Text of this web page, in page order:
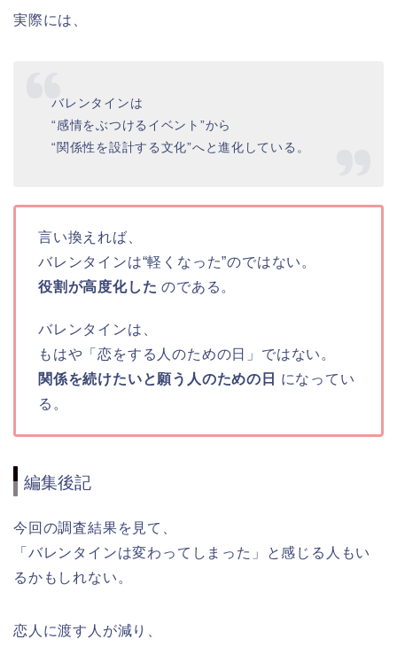
実際には、
バレンタインは
“感情をぶつけるイベント”から
“関係性を設計する文化”へと進化している。
言い換えれば、
バレンタインは“軽くなった”のではない。
役割が高度化した のである。
バレンタインは、
もはや「恋をする人のための日」ではない。
関係を続けたいと願う人のための日
になってい
る。
編集後記
今回の調査結果を見て、
「バレンタインは変わってしまった」と感じる人もい
るかもしれない。
恋人に渡す人が減り、